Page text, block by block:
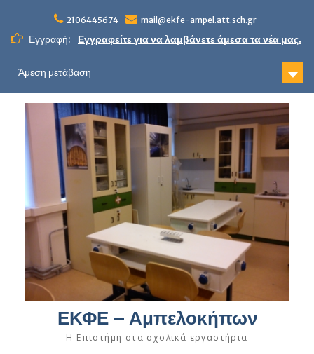
content
2106445674 mail@ekfe-ampel.att.sch.gr
Εγγραφή: Εγγραφείτε για να λαμβάνετε άμεσα τα νέα μας.
Άμεση μετάβαση
ΕΚΦΕ – Αμπελοκήπων
Η Επιστήμη στα σχολικά εργαστήρια